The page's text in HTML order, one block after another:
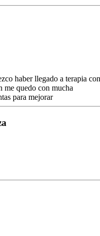
haber llegado a terapia con
me quedo con mucha
para mejorar